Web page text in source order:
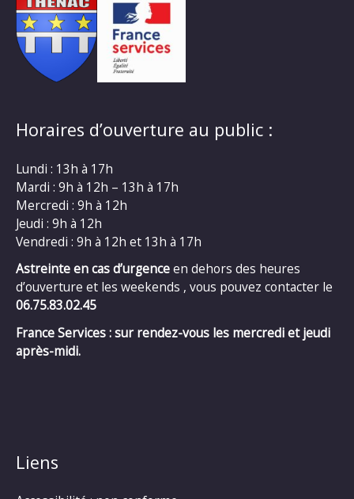
Horaires d’ouverture au public :
Lundi : 13h à 17h
Mardi : 9h à 12h – 13h à 17h
Mercredi : 9h à 12h
Jeudi : 9h à 12h
Vendredi : 9h à 12h et 13h à 17h
Astreinte en cas d’urgenceen dehors des heures
d’ouverture et les weekends , vous pouvez contacter le
06.75.83.02.45
France Services : sur rendez-vous les mercredi et jeudi
après-midi.
Liens